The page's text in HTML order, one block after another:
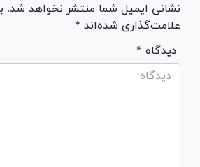
نشانی ایمیل شما منتشر نخواهد شد.
علامت‌گذاری شده‌اند *
* دیدگاه